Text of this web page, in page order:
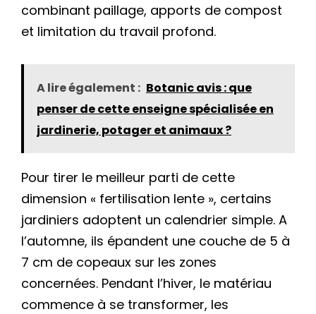
combinant paillage, apports de compost
et limitation du travail profond.
A lire également : Botanic avis : que
penser de cette enseigne spécialisée en
jardinerie, potager et animaux ?
Pour tirer le meilleur parti de cette
dimension « fertilisation lente », certains
jardiniers adoptent un calendrier simple. A
l’automne, ils épandent une couche de 5 à
7 cm de copeaux sur les zones
concernées. Pendant l’hiver, le matériau
commence à se transformer, les